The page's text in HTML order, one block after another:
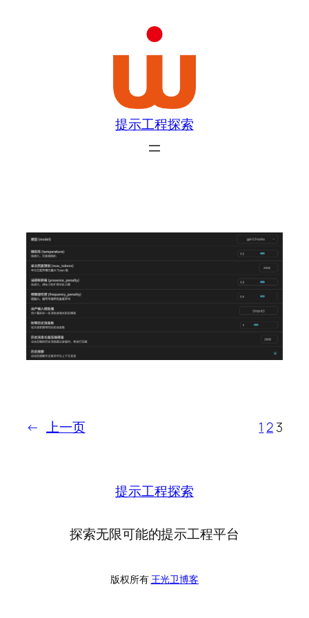
提示工程探索
← 上一页 1 23
提示工程探索
探索无限可能的提示工程平台
版权所有 王光卫博客